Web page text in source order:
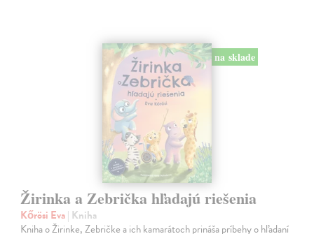
na sklade
Žirinka a Zebrička hľadajú riešenia
Kőrösi Eva| Kniha
Kniha o Žirinke, Zebričke a ich kamarátoch prináša príbehy o hľadaní